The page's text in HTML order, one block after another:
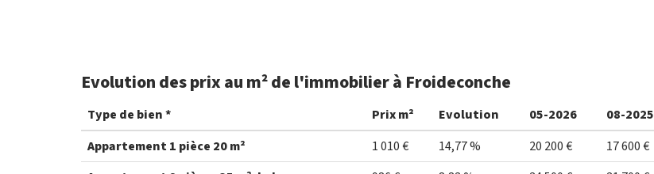
Evolution des prix au m² de l'immobilier à Froideconche
Type de bien * Prix m² Evolution 05-2026 08-2025
Appartement 1 pièce 20 m²
1 010 € 14,77 % 20 200 € 17 600 €